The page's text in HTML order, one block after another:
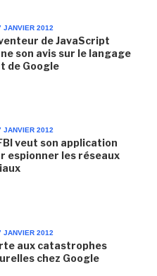
JANVIER 2012
de JavaScript
son avis sur le langage
de Google
JANVIER 2012
veut son application
espionner les réseaux
JANVIER 2012
aux catastrophes
chez Google